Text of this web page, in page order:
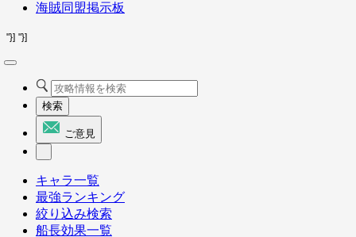
海賊同盟掲示板
"}] "}]
検索
ご意見
キャラ一覧
最強ランキング
絞り込み検索
船長効果一覧